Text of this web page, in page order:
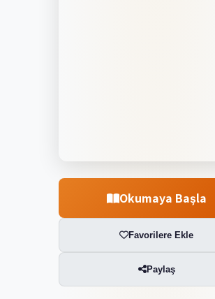
Okumaya Başla
Favorilere Ekle
Paylaş